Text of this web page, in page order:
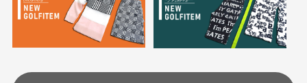
高価なブルゾンがお
いつも素敵な商品を
す
定休日はありますか？
土.日.祝日は定休日となっております。
すが、におい（煙草、香水、お香、古着特有の香
り、柔軟剤等)が付着している場合がございます。